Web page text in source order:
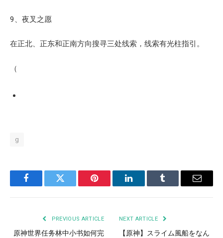
9、夜叉之愿
在正北、正东和正南方向搜寻三处线索，线索有光柱指引。
（
g
FacebookTwitter Pinterest LinkedInTumblr Email
PREVIOUS ARTICLE
原神世界任务林中小书如何完
NEXT ARTICLE
【原神】スライム風船をなん